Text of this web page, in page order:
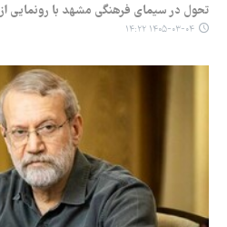
تحول در سیمای فرهنگی مشهد با رونمایی از ۵ پروژه شاخص ایثار و شهادت
۱۴۰۵-۰۳-۰۴ ۱۴:۲۲